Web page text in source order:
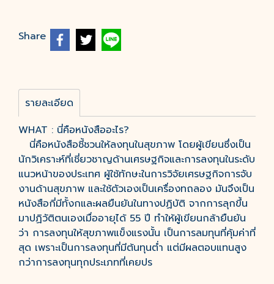
Share
รายละเอียด
WHAT : นี่คือหนังสืออะไร?
นี่คือหนังสือชี้ชวนให้ลงทุนในสุขภาพ โดยผู้เขียนซึ่งเป็น
นักวิเคราะห์ที่เชี่ยวชาญด้านเศรษฐกิจและการลงทุนในระดับ
แนวหน้าของประเทศ ผู้ใช้ทักษะในการวิจัยเศรษฐกิจการจับ
งานด้านสุขภาพ และใช้ตัวเองเป็นเครื่องทถลอง มันจึงเป็น
หนังสือกี่มีทั้งกและผลยืนยันในทางปฏิบัติ จากการลุกขึ้น
มาปฏิวัติตนเองเมื่ออายุได้ 55 ปี ทำให้ผู้เขียนกล้ายืนยัน
ว่า การลงทุนให้สุขภาพแข็งแรงนั้น เป็นการลมทุนที่คุ้มค่าที่
สุด เพราะเป็นการลงทุนที่มีต้นทุนต่ำ แต่มีผลตอบแทนสูง
กว่าการลงทุนทุกประเภทที่เคยปร